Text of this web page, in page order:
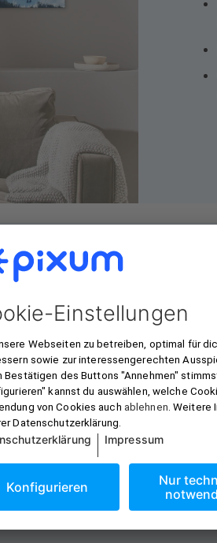
richtig in
Ankerpunkt. Idealerweise bildet
bis 3/4 der Breite des Sofas
das perfekt zu einem Dreisitzer.
dem Kopfteil. Da
breit sind, wirkt das 150 cm
edel.
sollte idealerweise 20
Kopfteil hängen. Hängt sie
Möbelstück ab.